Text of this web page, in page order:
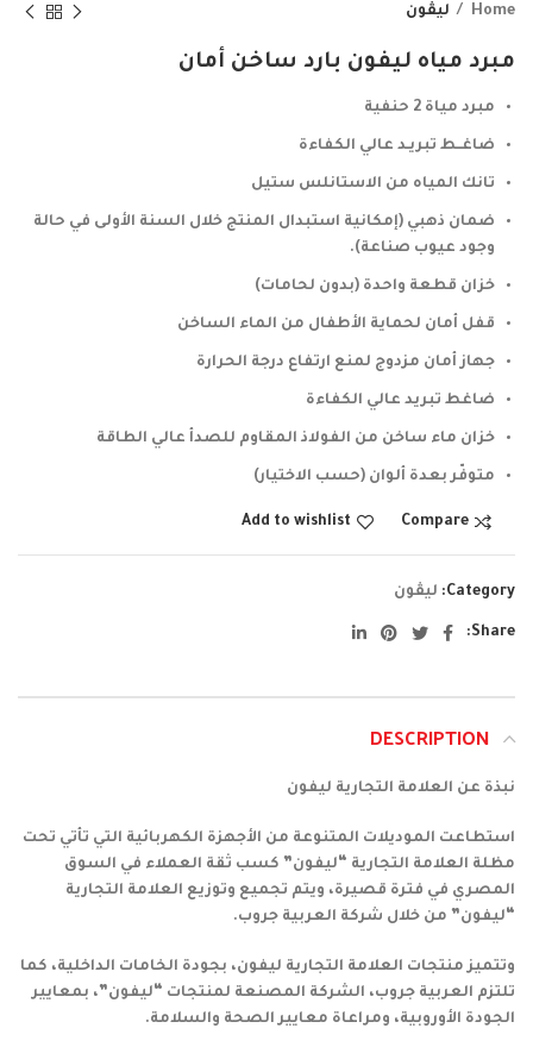
Home ليڤون
ﻣﺒﺮد ﻣﻴﺎه ﻟﻴﻔﻮن ﺑﺎرد ﺳﺎﺧﻦ أﻣﺎن
ﻣﺒﺮد ﻣﻴﺎة 2 حنفية
ﺿﺎﻏــﻂ ﺗﺒﺮﻳـﺪ ﻋﺎﻟﻲ اﻟﻜﻔﺎءة
ﺗﺎﻧﻚ اﻟﻤﻴﺎه ﻣﻦ اﻻﺳﺘﺎﻧﻠﺲ ﺳﺘﻴﻞ
ضمان ذهبي (إمكانية استبدال المنتج خلال السنة الأولى في حالة
وجود عيوب صناعة).
خزان قطعة واحدة (بدون لحامات)
قفل أمان لحماية الأطفال من الماء الساخن
جهاز أمان مزدوج لمنع ارتفاع درجة الحرارة
ضاغط تبريد عالي الكفاءة
خزان ماء ساخن من الفولاذ المقاوم للصدأ عالي الطاقة
متوفّر بعدة ألوان (حسب الاختيار)
Compare
Add to wishlist
Category: ليڤون
Share
DESCRIPTION
نبذة عن العلامة التجارية ليفون
استطاعت الموديلات المتنوعة من الأجهزة الكهربائية التي تأتي تحت
مظلة العلامة التجارية “ليفون” كسب ثقة العملاء في السوق
المصري في فترة قصيرة، ويتم تجميع وتوزيع العلامة التجارية
“ليفون” من خلال شركة العربية جروب.
وتتميز منتجات العلامة التجارية ليفون، بجودة الخامات الداخلية، كما
تلتزم العربية جروب، الشركة المصنعة لمنتجات “ليفون”، بمعايير
الجودة الأوروبية، ومراعاة معايير الصحة والسلامة.